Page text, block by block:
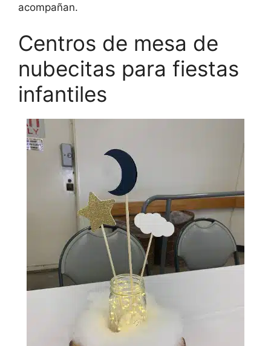
acompañan.
Centros de mesa de
nubecitas para fiestas
infantiles